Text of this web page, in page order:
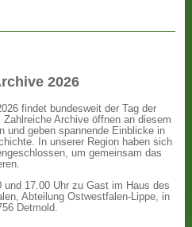
2026
findet bundesweit der Tag der
Archive öffnen an diesem
und geben spannende Einblicke in
In unserer Region haben sich
um gemeinsam das
und 17.00 Uhr zu Gast im Haus des
Abteilung Ostwestfalen-Lippe, in
Detmold.